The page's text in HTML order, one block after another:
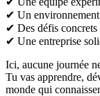
✔ Un
✔ Des défis concrets
✔ Une entreprise
Ici, aucune journée
Tu vas apprendre,
monde qui